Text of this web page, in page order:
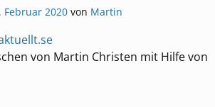
Februar 2020 von Martin
von Martin Christen mit Hilfe von